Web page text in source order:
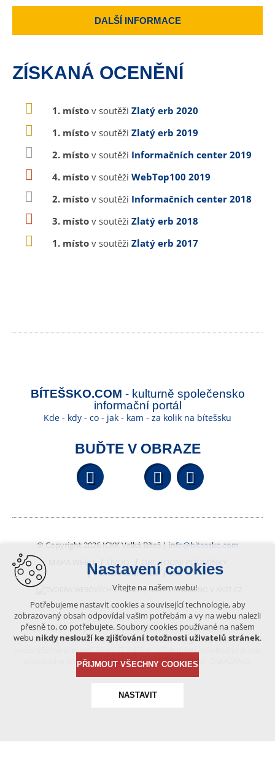
DALŠÍ INFORMACE
ZÍSKANÁ OCENĚNÍ
1. místo v soutěži Zlatý erb 2020
1. místo v soutěži Zlatý erb 2019
2. místo v soutěži Informačních center 2019
4. místo v soutěži WebTop100 2019
2. místo v soutěži Informačních center 2018
3. místo v soutěži Zlatý erb 2018
1. místo v soutěži Zlatý erb 2017
BÍTEŠSKO.COM - kulturně společensko
informační portál
Kde - kdy - co - jak - kam - za kolik na bítešsku
BUĎTE V OBRAZE
Facebook YouTube
© Copyright 2026 ICKK Velká Bíteš | info@bitessko.com
MAPA WEBU
ÚVOD
OBCHODNÍ PODMÍNKY
PORTÁL OBČANA
GIS
VYTVOŘENO V XART.CZ
Obsah tohoto portálu je chráněn autorským právem, které
vykonává vydavatel. Jakékoliv užití článků a fotografií z této podoby
písemného souhlasu vydavatele – BÍTEŠSKO.COM -ZAKÁZÁNO.
Nastavení cookies
Vítejte na našem webu!
Potřebujeme nastavit cookies a související technologie, aby
zobrazovaný obsah odpovídal vašim potřebám a vy na webu nalezli
přesně to, co potřebujete. Soubory cookies používané na našem
webu nikdy neslouží ke zjišťování totožnosti uživatelů stránek.
PŘIJMOUT VŠECHNY COOKIES
NASTAVIT